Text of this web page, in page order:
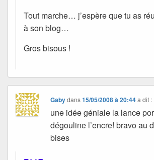
Tout marche… j’espère que tu as
à son blog…
Gros bisous !
Gabydans15/05/2008 à 20:44 a dit :
une idée géniale la lance
dégouline l’encre! bravo au
bises